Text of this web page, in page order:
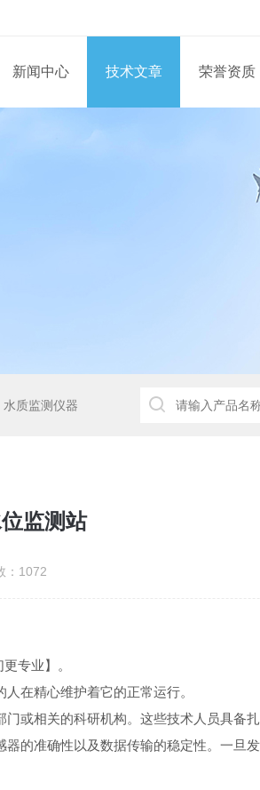
新闻中心 技术文章 荣誉资质
质监测仪器
监测站
1072
专业】。
在精心维护着它的正常运行。
相关的科研机构。这些技术人员具备扎
的准确性以及数据传输的稳定性。一旦